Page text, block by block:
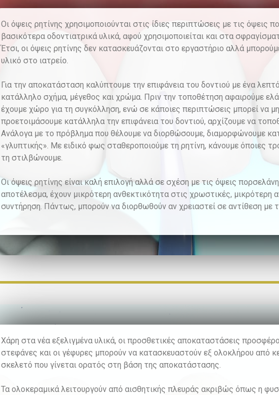
Οι όψεις ρητίνης χρησιμοποιούνται στις ίδιες περιπτώσεις με τις όψεις
βασικότερα οδοντιατρικά υλικά, αφού χρησιμοποιείται και στα
Έτσι, οι όψεις ρητίνης δεν κατασκευάζονται στο εργαστήριο αλλά
υλικό στο ιατρείο.
Για την αποκατάσταση καλύπτουμε την επιφάνεια του δοντιού με ένα
κατάλληλο σχήμα, μέγεθος και χρώμα. Πριν την τοποθέτηση αφαιρούμε
έχουμε χώρο για τη συγκόλληση, ενώ σε κάποιες περιπτώσεις μπορεί να
προετοιμάσουμε κατάλληλα την επιφάνεια του δοντιού, αρχίζουμε να
Ανάλογα με το πρόβλημα που θέλουμε να διορθώσουμε, διαμορφώνουμε
«γλυπτικής». Με ειδικό φως σταθεροποιούμε τη ρητίνη, κάνουμε όποιες
τη στιλβώνουμε.
Οι όψεις ρητίνης είναι καλή επιλογή αλλά σε σχέση με τις όψεις
αποτέλεσμα, έχουν μικρότερη ανθεκτικότητα στις χρωστικές, μικρότερη
συντήρηση. Πάντως, μπορούν να διορθωθούν αν χρειαστεί σε αντίθεση με
Χάρη στα νέα εξελιγμένα υλικά, οι προσθετικές αποκαταστάσεις
στεφάνες και οι γέφυρες μπορούν να κατασκευαστούν εξ ολοκλήρου από
σκελετό που γίνεται ορατός στη βάση της αποκατάστασης.
Τα ολοκεραμικά λειτουργούν από αισθητικής πλευράς ακριβώς όπως η